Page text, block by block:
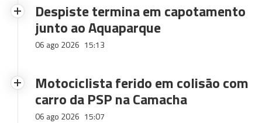
Despiste termina em capotamento
junto ao Aquaparque
06 ago 2026 15:13
Motociclista ferido em colisão com
carro da PSP na Camacha
06 ago 2026 15:07